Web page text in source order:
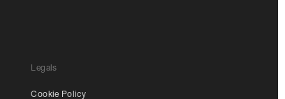
Legals
Cookie Policy